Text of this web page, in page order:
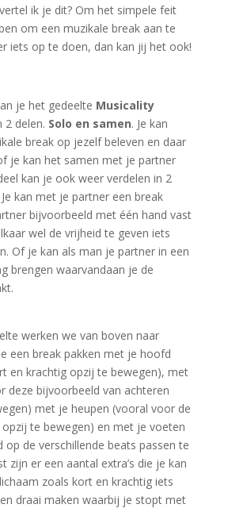
ik je dit? Om het simpele feit
om een muzikale break aan te
iets op te doen, dan kan jij het ook!
je het gedeelte Musicality
2 delen. Solo en samen. Je kan
break op jezelf beleven en daar
je kan het samen met je partner
kan je ook weer verdelen in 2
kan met je partner een break
bijvoorbeeld met één hand vast
wel de vrijheid te geven iets
Of je kan als man je partner in een
brengen waarvandaan je de
werken we van boven naar
een break pakken met je hoofd
en krachtig opzij te bewegen), met
deze bijvoorbeeld van achteren
met je heupen (vooral voor de
te bewegen) en met je voeten
op de verschillende beats passen te
zijn er een aantal extra’s die je kan
zoals kort en krachtig iets
draai maken waarbij je stopt met